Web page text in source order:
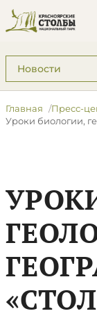
Подразделы:
Главная Пресс-
Уроки биологии,